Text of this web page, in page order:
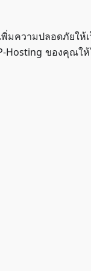
มความปลอดภัยให้
Hosting ของคุณใ